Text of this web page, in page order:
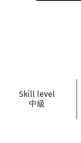
Skill level
中級